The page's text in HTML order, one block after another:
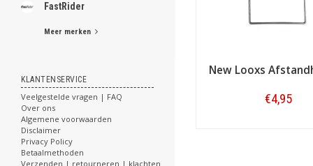
FastRider
Meer merken
KLANTENSERVICE
Veelgestelde vragen | FAQ
Over ons
Algemene voorwaarden
Disclaimer
Privacy Policy
Betaalmethoden
Verzenden | retourneren | klachten
.
New Looxs
€4,95